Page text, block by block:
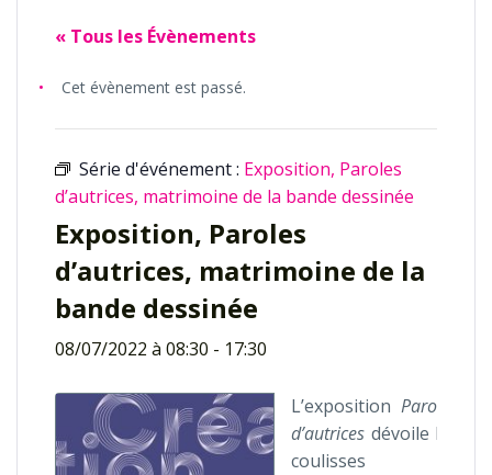
« Tous les Évènements
Cet évènement est passé.
Série d'événement : Exposition, Paroles
d’autrices, matrimoine de la bande dessinée
Exposition, Paroles
d’autrices, matrimoine de la
bande dessinée
08/07/2022 à 08:30 - 17:30
L’exposition Paroles
d’autrices dévoile les
coulisses du